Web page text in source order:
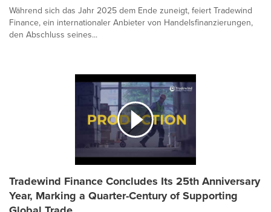
Während sich das Jahr 2025 dem Ende zuneigt, feiert Tradewind
Finance, ein internationaler Anbieter von Handelsfinanzierungen,
den Abschluss seines...
Tradewind Finance Concludes Its 25th Anniversary
Year, Marking a Quarter-Century of Supporting